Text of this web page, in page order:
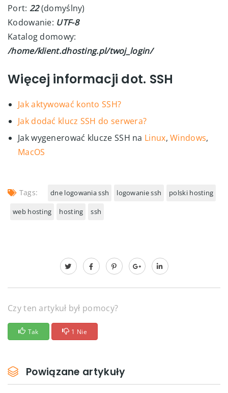
Port: 22(domyślny)
Kodowanie: UTF-8
Katalog domowy:
/home/klient.dhosting.pl/twoj_login/
Więcej informacji dot. SSH
Jak aktywować konto SSH?
Jak dodać klucz SSH do serwera?
Jak wygenerować klucze SSH na Linux,Windows,
MacOS
Tags: dne logowania ssh logowanie ssh polski hosting
web hosting hosting ssh
Czy ten artykuł był pomocy?
Tak 1 Nie
Powiązane artykuły